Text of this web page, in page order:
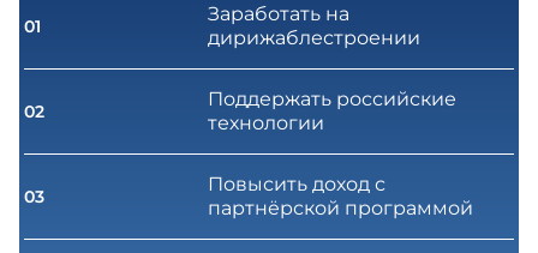
01
Заработать на
дирижаблестроении
02
Поддержать российские
технологии
03
Повысить доход с
партнёрской программой